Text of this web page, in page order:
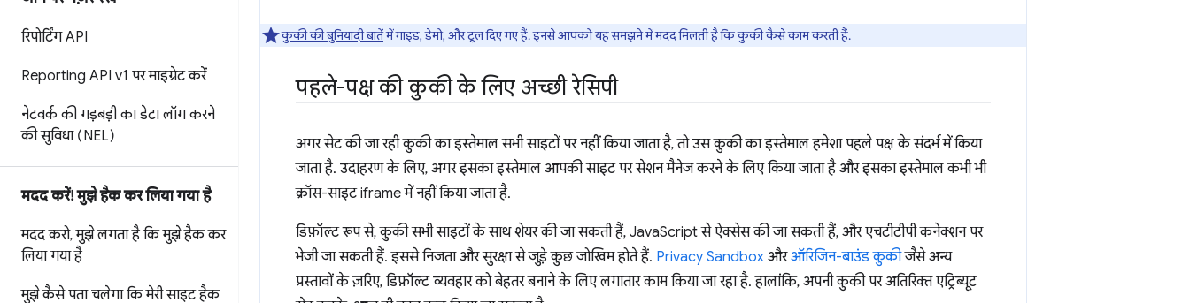
रिपोर्टिंग API
Reporting API v1 पर माइग्रेट करें
नेटवर्क की गड़बड़ी का डेटा लॉग करने
की सुविधा (NEL)
मदद करें! मुझे हैक कर लिया गया है
मदद करो,मुझे लगता है कि मुझे हैक कर
लिया गया है
मुझे कैसे पता चलेगा कि मेरी साइट हैक
कुकी की बुनियादी बातेंमें गाइड, डेमो, और टूल दिए गए हैं. इनसे आपको यह समझने में मदद मिलती है कि कुकी कैसे काम करती हैं.
पहले-पक्ष की कुकी के लिए अच्छी रेसिपी
अगर सेट की जा रही कुकी का इस्तेमाल सभी साइटों पर नहीं किया जाता है, तो उस कुकी का इस्तेमाल हमेशा पहले पक्ष के संदर्भ में किया
जाता है. उदाहरण के लिए, अगर इसका इस्तेमाल आपकी साइट पर सेशन मैनेज करने के लिए किया जाता है और इसका इस्तेमाल कभी भी
क्रॉस-साइट iframe में नहीं किया जाता है.
डिफ़ॉल्ट रूप से, कुकी सभी साइटों के साथ शेयर की जा सकती हैं, JavaScript से ऐक्सेस की जा सकती हैं, और एचटीटीपी कनेक्शन पर
भेजी जा सकती हैं. इससे निजता और सुरक्षा से जुड़े कुछ जोखिम होते हैं. Privacy Sandbox औरऑरिजिन-बाउंड कुकीजैसे अन्य
प्रस्तावों के ज़रिए, डिफ़ॉल्ट व्यवहार को बेहतर बनाने के लिए लगातार काम किया जा रहा है. हालांकि, अपनी कुकी पर अतिरिक्त एट्रिब्यूट